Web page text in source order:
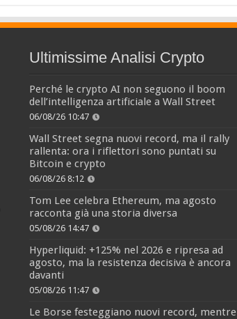
Ultimissime Analisi Crypto
Perché le crypto AI non seguono il boom
dell’intelligenza artificiale a Wall Street
06/08/26 10:47
Wall Street segna nuovi record, ma il rally
rallenta: ora i riflettori sono puntati su
Bitcoin e crypto
06/08/26 8:12
Tom Lee celebra Ethereum, ma agosto
racconta già una storia diversa
05/08/26 14:47
Hyperliquid: +125% nel 2026 e ripresa ad
agosto, ma la resistenza decisiva è ancora
davanti
05/08/26 11:47
Le Borse festeggiano nuovi record, mentre